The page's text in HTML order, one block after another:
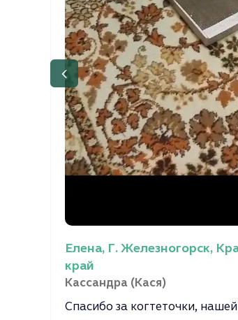
Елена, Г. Железногорск,
край
Кассандра (Кася)
Спасибо за когтеточки,